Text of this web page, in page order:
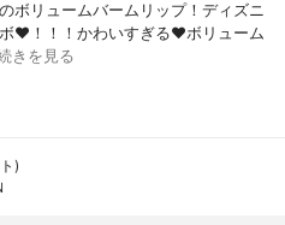
ボリュームバームリップ！ディズニ
❤️！！！かわいすぎる❤️ボリューム
きを見る
)